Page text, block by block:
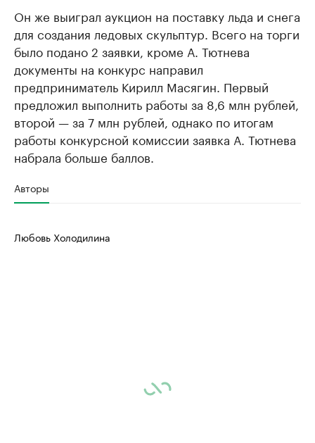
Он же выиграл аукцион на поставку льда и снега
для создания ледовых скульптур. Всего на торги
было подано 2 заявки, кроме А. Тютнева
документы на конкурс направил
предприниматель Кирилл Масягин. Первый
предложил выполнить работы за 8,6 млн рублей,
второй — за 7 млн рублей, однако по итогам
работы конкурсной комиссии заявка А. Тютнева
набрала больше баллов.
Авторы
Любовь Холодилина